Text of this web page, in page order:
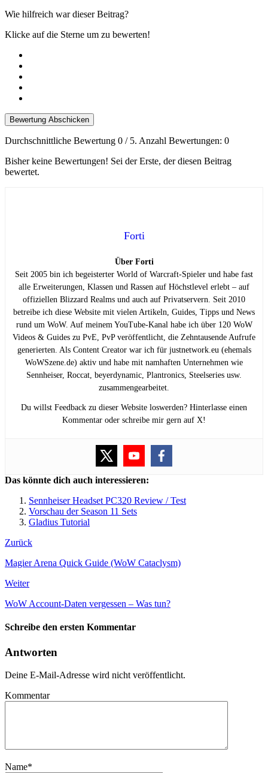
Wie hilfreich war dieser Beitrag?
Klicke auf die Sterne um zu bewerten!
Bewertung Abschicken
Durchschnittliche Bewertung 0 / 5. Anzahl Bewertungen: 0
Bisher keine Bewertungen! Sei der Erste, der diesen Beitrag
bewertet.
Forti
Über Forti
Seit 2005 bin ich begeisterter World of Warcraft-Spieler und habe fast
alle Erweiterungen, Klassen und Rassen auf Höchstlevel erlebt – auf
offiziellen Blizzard Realms und auch auf Privatservern. Seit 2010
betreibe ich diese Website mit vielen Artikeln, Guides, Tipps und News
rund um WoW. Auf meinem YouTube-Kanal habe ich über 120 WoW
Videos & Guides zu PvE, PvP veröffentlicht, die Zehntausende Aufrufe
generierten. Als Content Creator war ich für justnetwork.eu (ehemals
WoWSzene.de) aktiv und habe mit namhaften Unternehmen wie
Sennheiser, Roccat, beyerdynamic, Plantronics, Steelseries usw.
zusammengearbeitet.
Du willst Feedback zu dieser Website loswerden? Hinterlasse einen
Kommentar oder schreibe mir gern auf X!
Das könnte dich auch interessieren:
Sennheiser Headset PC320 Review / Test
Vorschau der Season 11 Sets
Gladius Tutorial
Zurück
Magier Arena Quick Guide (WoW Cataclysm)
Weiter
WoW Account-Daten vergessen – Was tun?
Schreibe den ersten Kommentar
Antworten
Deine E-Mail-Adresse wird nicht veröffentlicht.
Kommentar
Name*